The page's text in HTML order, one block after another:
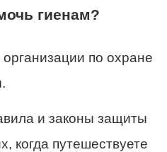
гиенам?
по охране
и законы защиты
когда путешествуете